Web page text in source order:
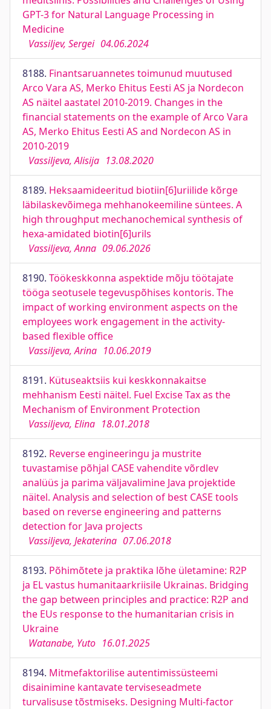
GPT-3 for Natural Language Processing in
Medicine
Vassiljev, Sergei 04.06.2024
8188. Finantsaruannetes toimunud muutused
Arco Vara AS, Merko Ehitus Eesti AS ja Nordecon
AS näitel aastatel 2010-2019. Changes in the
financial statements on the example of Arco Vara
AS, Merko Ehitus Eesti AS and Nordecon AS in
2010-2019
Vassiljeva, Alisija 13.08.2020
8189. Heksaamideeritud biotiin[6]uriilide kõrge
läbilaskevõimega mehhanokeemiline süntees. A
high throughput mechanochemical synthesis of
hexa-amidated biotin[6]urils
Vassiljeva, Anna 09.06.2026
8190. Töökeskkonna aspektide mõju töötajate
tööga seotusele tegevuspõhises kontoris. The
impact of working environment aspects on the
employees work engagement in the activity-
based flexible office
Vassiljeva, Arina 10.06.2019
8191. Kütuseaktsiis kui keskkonnakaitse
mehhanism Eesti näitel. Fuel Excise Tax as the
Mechanism of Environment Protection
Vassiljeva, Elina 18.01.2018
8192. Reverse engineeringu ja mustrite
tuvastamise põhjal CASE vahendite võrdlev
analüüs ja parima väljavalimine Java projektide
näitel. Analysis and selection of best CASE tools
based on reverse engineering and patterns
detection for Java projects
Vassiljeva, Jekaterina 07.06.2018
8193. Põhimõtete ja praktika lõhe ületamine: R2P
ja EL vastus humanitaarkriisile Ukrainas. Bridging
the gap between principles and practice: R2P and
the EUs response to the humanitarian crisis in
Ukraine
Watanabe, Yuto 16.01.2025
8194. Mitmefaktorilise autentimissüsteemi
disainimine kantavate terviseseadmete
turvalisuse tõstmiseks. Designing Multi-factor